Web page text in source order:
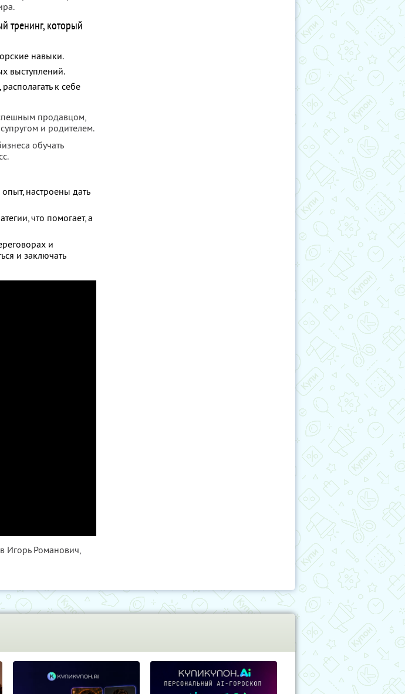
тренинг, который
навыки.
выступлений.
к себе
продавцом,
и родителем.
обучать
настроены дать
что помогает, а
и
и заключать
Игорь Романович,